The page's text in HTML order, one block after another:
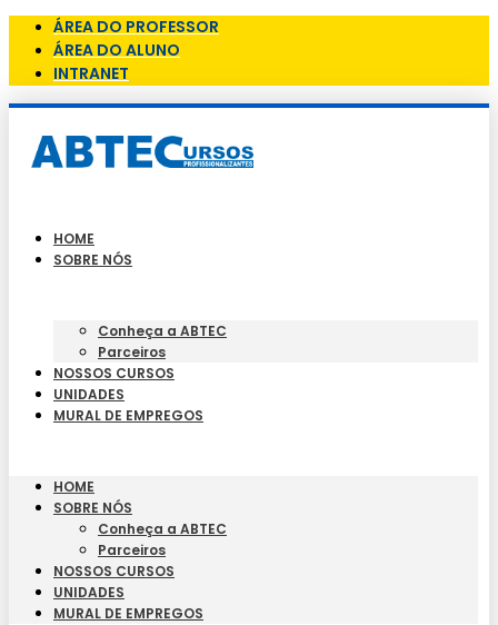
ÁREA DO PROFESSOR
ÁREA DO ALUNO
INTRANET
HOME
SOBRE NÓS
Conheça a ABTEC
Parceiros
NOSSOS CURSOS
UNIDADES
MURAL DE EMPREGOS
HOME
SOBRE NÓS
Conheça a ABTEC
Parceiros
NOSSOS CURSOS
UNIDADES
MURAL DE EMPREGOS